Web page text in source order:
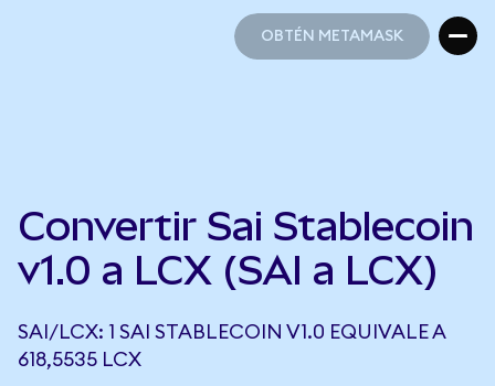
OBTÉN METAMASK
Convertir Sai Stablecoin
v1.0 a LCX (SAI a LCX)
SAI/LCX: 1 SAI STABLECOIN V1.0 EQUIVALE A
618,5535 LCX